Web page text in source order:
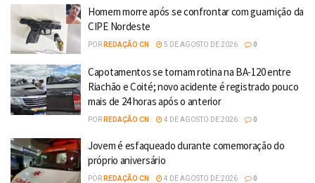
Homem morre após se confrontar com guarnição da
CIPE Nordeste
POR REDAÇÃO CN 5 DE AGOSTO DE 2026 0
Capotamentos se tornam rotina na BA-120 entre
Riachão e Coité; novo acidente é registrado pouco
mais de 24 horas após o anterior
POR REDAÇÃO CN 4 DE AGOSTO DE 2026 0
Jovem é esfaqueado durante comemoração do
próprio aniversário
POR REDAÇÃO CN 4 DE AGOSTO DE 2026 0